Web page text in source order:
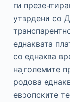
ги
утврдени со
еднаквата
со еднаква
најголемите
родова
европските